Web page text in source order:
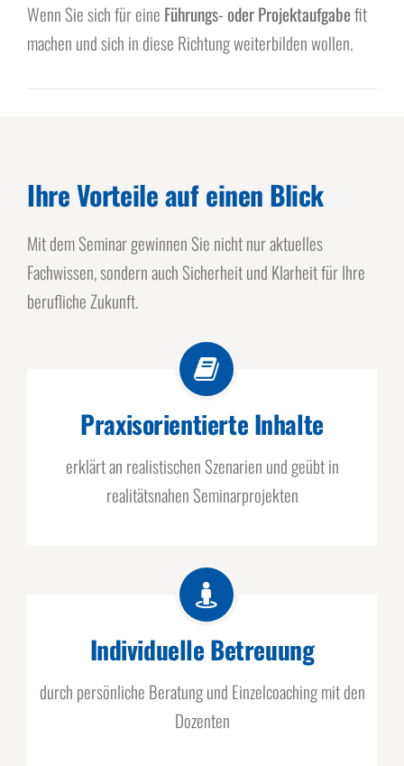
Wenn Sie sich für eine Führungs- oder Projektaufgabefit
machen und sich in diese Richtung weiterbilden wollen.
Ihre Vorteile auf einen Blick
Mit dem Seminar gewinnen Sie nicht nur aktuelles
Fachwissen, sondern auch Sicherheit und Klarheit für Ihre
berufliche Zukunft.
Praxisorientierte Inhalte
erklärt an realistischen Szenarien und geübt in
realitätsnahen Seminarprojekten
Individuelle Betreuung
durch persönliche Beratung und Einzelcoaching mit den
Dozenten